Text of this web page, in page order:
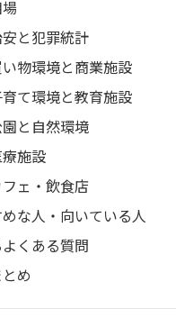
と犯罪統計
物環境と商業施設
て環境と教育施設
と自然環境
施設
ェ・飲食店
な人・向いている人
くある質問
め